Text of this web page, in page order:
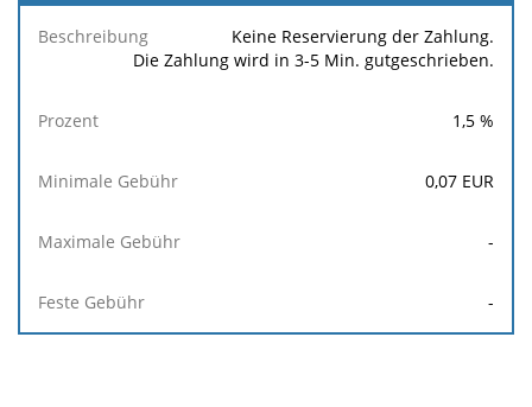
Keine Reservierung der Zahlung.
Die Zahlung wird in 3-5 Min. gutgeschrieben.
1,5 %
0,07 EUR
-
-